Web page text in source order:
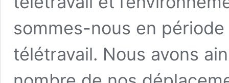
sommes-nous en
télétravail. Nous avons